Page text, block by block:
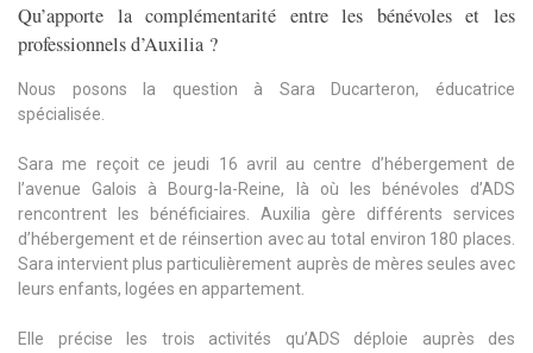
Qu’apporte la complémentarité entre les bénévoles et les
professionnels d’Auxilia ?
Nous posons la question à Sara Ducarteron, éducatrice
spécialisée.
Sara me reçoit ce jeudi 16 avril au centre d’hébergement de
l’avenue Galois à Bourg-la-Reine, là où les bénévoles d’ADS
rencontrent les bénéficiaires. Auxilia gère différents services
d’hébergement et de réinsertion avec au total environ 180 places.
Sara intervient plus particulièrement auprès de mères seules avec
leurs enfants, logées en appartement.
Elle précise les trois activités qu’ADS déploie auprès des